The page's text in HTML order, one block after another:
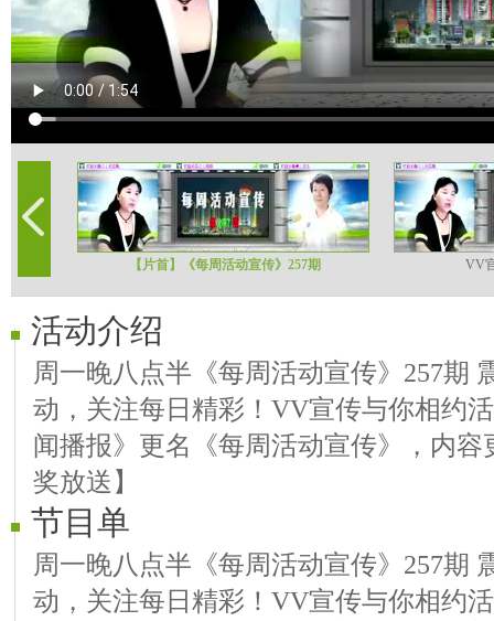
【片首】《每周活动宣传》257期 VV
活动介绍
周一晚八点半《每周活动宣传》257期
动，关注每日精彩！VV宣传与你相约
闻播报》更名《每周活动宣传》，内
奖放送】
节目单
周一晚八点半《每周活动宣传》257期
动，关注每日精彩！VV宣传与你相约